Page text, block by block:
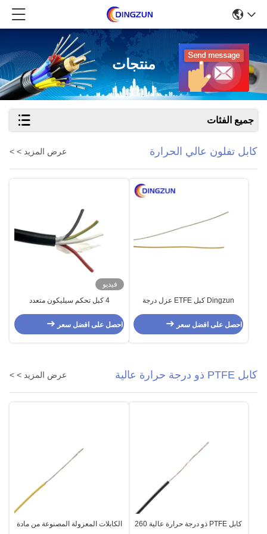
منتجات
جميع الفئات
كابل تفلون عالي الحرارة عرض المزيد > >
Dingzun كبل ETFE عزل درجة
250C
احصل على افضل سعر
فيديو
4 كبل تحكم سيليكون متعدد
احصل على افضل سعر
كابل PTFE ذو درجة حرارة عالية عرض المزيد > >
كابل PTFE ذو درجة حرارة عالية 260
الكابلات المعزولة المصنوعة من مادة